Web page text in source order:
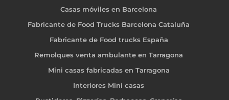
Casas móviles en Barcelona
Fabricante de Food Trucks Barcelona Cataluña
Fabricante de Food trucks España
Remolques venta ambulante en Tarragona
Mini casas fabricadas en Tarragona
Interiores Mini casas